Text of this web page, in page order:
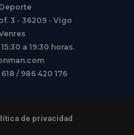
3 - 36209 - Vigo
a 19:30 horas.
/ 986 420 176
de privacidad